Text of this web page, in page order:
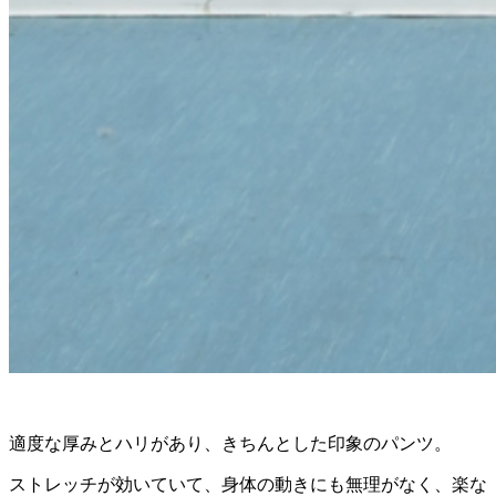
適度な厚みとハリがあり、きちんとした印象のパンツ。
ストレッチが効いていて、身体の動きにも無理がなく、楽な